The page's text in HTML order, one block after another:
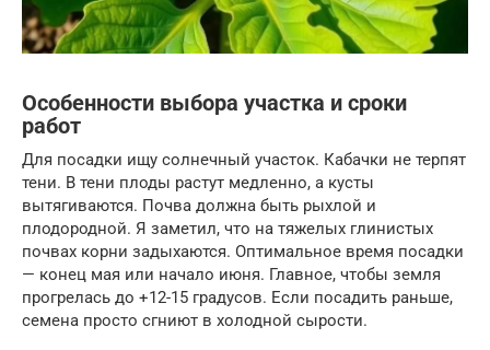
Особенности выбора участка и сроки
работ
Для посадки ищу солнечный участок. Кабачки не терпят
тени. В тени плоды растут медленно, а кусты
вытягиваются. Почва должна быть рыхлой и
плодородной. Я заметил, что на тяжелых глинистых
почвах корни задыхаются. Оптимальное время посадки
— конец мая или начало июня. Главное, чтобы земля
прогрелась до +12-15 градусов. Если посадить раньше,
семена просто сгниют в холодной сырости.